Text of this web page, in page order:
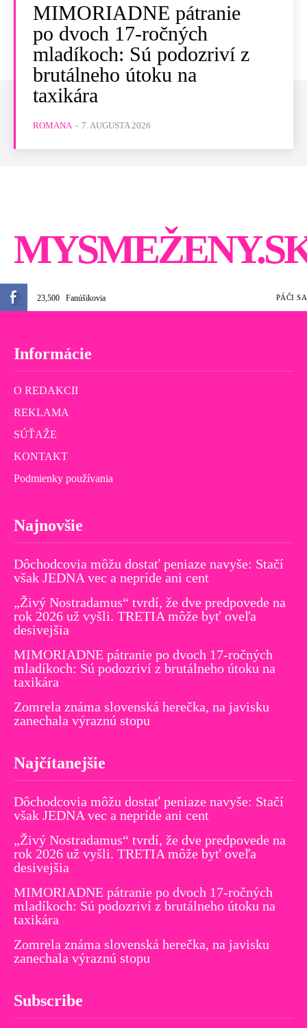
MIMORIADNE pátranie
po dvoch 17-ročných
mladíkoch: Sú podozriví z
brutálneho útoku na
taxikára
ROMANA - 7. AUGUSTA 2026
23,500 Fanúšikovia PÁČI SA
Informácie
O REDAKCII
REKLAMA
SÚŤAŽE
KONTAKT
Podmienky používania
Najnovšie
Dôchodcovia môžu dostať peniaze navyše: Stačí
však JEDNA vec a nepríde ani cent
„Živý Nostradamus“ tvrdí, že dve predpovede na
rok 2026 už vyšli. TRETIA môže byť oveľa
desivejšia
MIMORIADNE pátranie po dvoch 17-ročných
mladíkoch: Sú podozriví z brutálneho útoku na
taxikára
Zomrela známa slovenská herečka, na javisku
zanechala výraznú stopu
Najčítanejšie
Dôchodcovia môžu dostať peniaze navyše: Stačí
však JEDNA vec a nepríde ani cent
„Živý Nostradamus“ tvrdí, že dve predpovede na
rok 2026 už vyšli. TRETIA môže byť oveľa
desivejšia
MIMORIADNE pátranie po dvoch 17-ročných
mladíkoch: Sú podozriví z brutálneho útoku na
taxikára
Zomrela známa slovenská herečka, na javisku
zanechala výraznú stopu
Subscribe